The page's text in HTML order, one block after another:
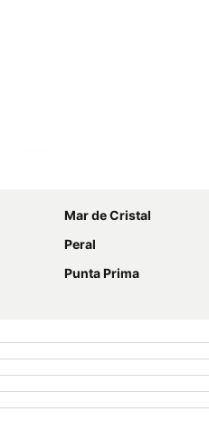
Mar de Cristal
Peral
Punta Prima